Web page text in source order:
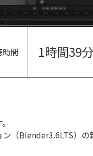
間 1時間39
（Blender3.6LTS）の